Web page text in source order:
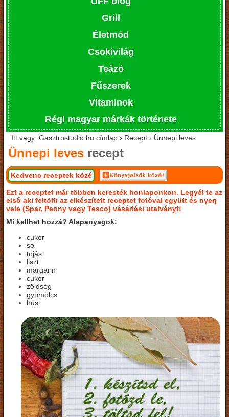
Grill
Életmód
Csokivilág
Teázó
Fűszerek
Vitaminok
Régi magyar márkák története
Itt vagy: Gasztrostudio.hu címlap › Recept › Ünnepi leves
Ünnepi leves recept
Kedvenc receptek közé
Ezt a receptet már többen keresték honlaponkon. Legyél te az
első aki feltölti az elkészített receptet fotóval együtt és nyerj
vele (Spar, Penny vagy Tesco) vásárlási utalványt!
Mi kellhet hozzá? Alapanyagok:
cukor
só
tojás
liszt
margarin
cukor
zöldség
gyümölcs
hús